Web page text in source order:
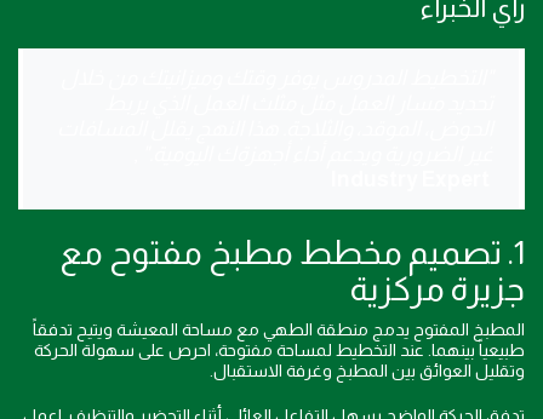
رأي الخبراء
1. تصميم مخطط مطبخ مفتوح مع
جزيرة مركزية
المطبخ المفتوح يدمج منطقة الطهي مع مساحة المعيشة ويتيح تدفقاً
طبيعياً بينهما. عند التخطيط لمساحة مفتوحة، احرص على سهولة الحركة
وتقليل العوائق بين المطبخ وغرفة الاستقبال.